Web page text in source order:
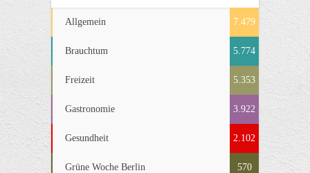
Allgemein 7.479
Brauchtum 5.774
Freizeit 5.353
Gastronomie 3.922
Gesundheit 2.102
Grüne Woche Berlin 570